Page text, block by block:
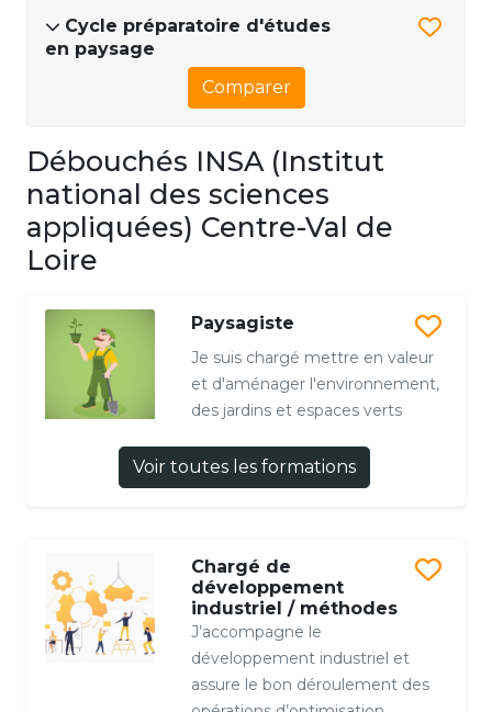
Cycle préparatoire d'études
en paysage
Comparer
Débouchés INSA (Institut
national des sciences
appliquées) Centre-Val de
Loire
Paysagiste
Je suis chargé mettre en valeur
et d'aménager l'environnement,
des jardins et espaces verts
Voir toutes les formations
Chargé de
développement
industriel / méthodes
J’accompagne le
développement industriel et
assure le bon déroulement des